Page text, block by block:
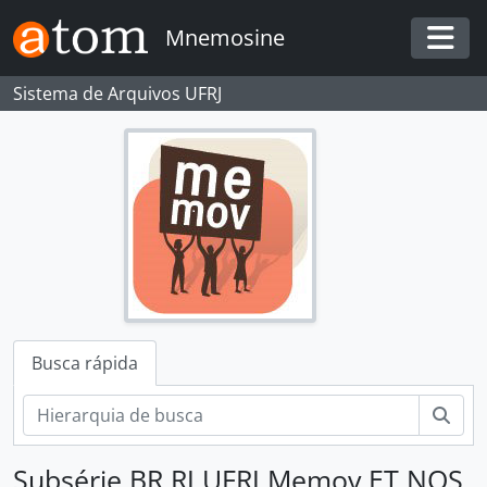
Skip to main content
Mnemosine
Sistema de Arquivos UFRJ
Busca rápida
Subsérie BR RJ UFRJ Memov ET NQS